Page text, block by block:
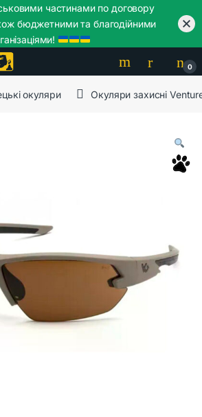
0
окуляри Окуляри захисні
частинами по договору
бюджетними та благодійними